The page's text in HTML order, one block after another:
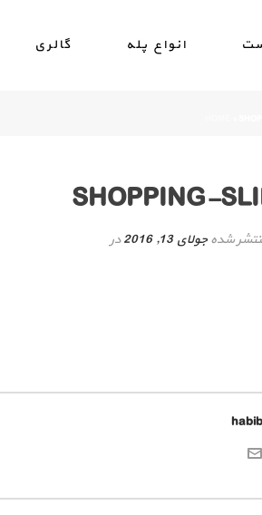
انواع پله گالری
SHOPPING-
شدهجولای 13, 2016 در